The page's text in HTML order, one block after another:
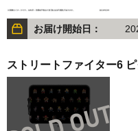
お届け開始日：
ストリートファイター6